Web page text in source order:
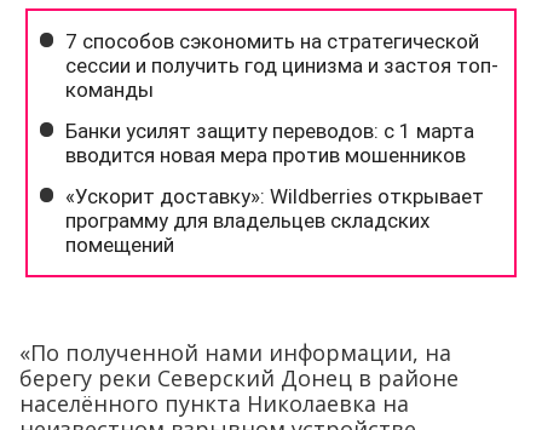
«По полученной нами информации, на
берегу реки Северский Донец в районе
населённого пункта Николаевка на